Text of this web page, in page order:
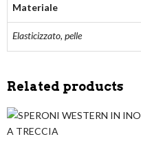
Materiale
Elasticizzato, pelle
Related products